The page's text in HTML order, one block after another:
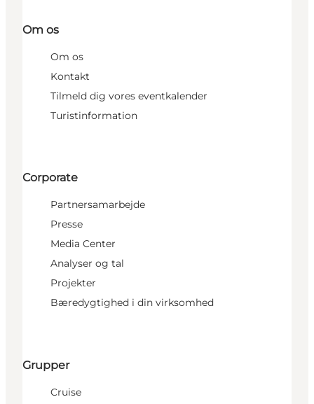
Om os
Om os
Kontakt
Tilmeld dig vores eventkalender
Turistinformation
Corporate
Partnersamarbejde
Presse
Media Center
Analyser og tal
Projekter
Bæredygtighed i din virksomhed
Grupper
Cruise